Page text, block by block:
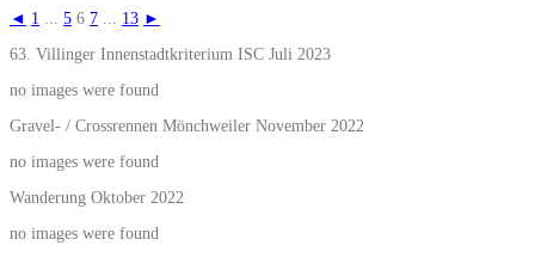
◄ 1 ... 5 6 7 ... 13 ►
63. Villinger Innenstadtkriterium ISC Juli 2023
no images were found
Gravel- / Crossrennen Mönchweiler November 2022
no images were found
Wanderung Oktober 2022
no images were found